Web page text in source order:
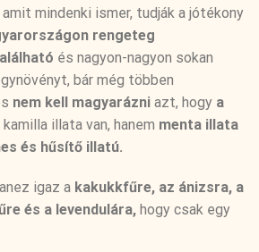
mindenki ismer, tudják a jótékony
rengeteg
és nagyon-nagyon sokan
bár még többen
nem kell magyarázni azt, hogy a
kamilla illata van, hanem menta illata
és hűsítő illatú.
igaz a kakukkfűre, az ánizsra, a
és a levendulára, hogy csak egy